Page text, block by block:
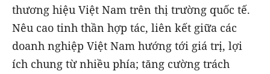
thương hiệu Việt Nam trên thị trường quốc tế.
Nêu cao tinh thần hợp tác, liên kết giữa các
doanh nghiệp Việt Nam hướng tới giá trị, lợi
ích chung từ nhiều phía; tăng cường trách